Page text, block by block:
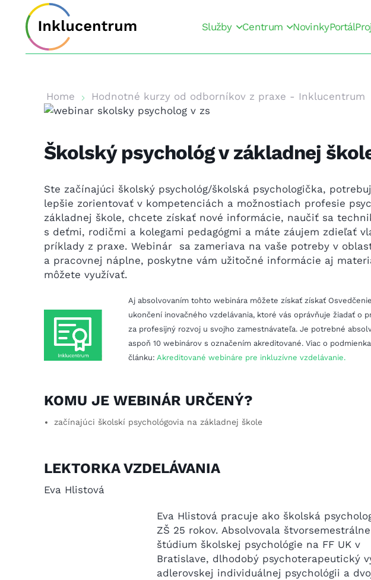
Služby Centrum NovinkyPortál
Home Hodnotné kurzy od odborníkov z praxe - Inklucentrum
Školský psychológ v základnej
Ste začínajúci školský psychológ/školská psychologička,
lepšie zorientovať v kompetenciách a možnostiach profesie
základnej škole, chcete získať nové informácie, naučiť sa
s deťmi, rodičmi a kolegami pedagógmi a máte záujem zdieľať
príklady z praxe. Webinár sa zameriava na vaše potreby v
a pracovnej náplne, poskytne vám užitočné informácie aj
môžete využívať.
Aj absolvovaním tohto webinára môžete získať získať
ukončení inovačného vzdelávania, ktoré vás oprávňuje žiadať o
za profesijný rozvoj u svojho zamestnávateľa. Je potrebné
aspoň 10 webinárov s označením akreditované. Viac o
článku: Akreditované webináre pre inkluzívne vzdelávanie.
KOMU JE WEBINÁR URČENÝ?
začínajúci školskí psychológovia na základnej škole
LEKTORKA VZDELÁVANIA
Eva Hlistová
Eva Hlistová pracuje ako školská
ZŠ 25 rokov. Absolvovala štvorsemestrálne
štúdium školskej psychológie na FF UK v
Bratislave, dlhodobý psychoterapeutický
adlerovskej individuálnej psychológii a